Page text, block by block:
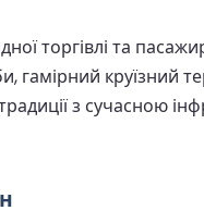
торгівлі та
гамірний круїзний
з сучасною